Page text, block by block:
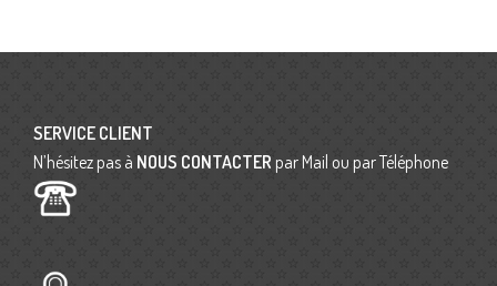
SERVICE CLIENT
N’hésitez pas à NOUS CONTACTER par Mail ou par Téléphone